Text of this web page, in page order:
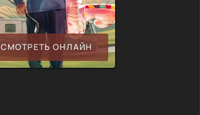
СМОТРЕТЬ ОНЛАЙН